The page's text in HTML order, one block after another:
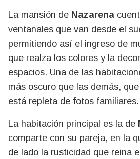
La mansión de Nazarena
ventanales que van desde el
permitiendo así el ingreso de
que realza los colores y la
espacios. Una de las
más oscuro que las demás,
está repleta de fotos familiares.
La habitación principal es la de
comparte con su pareja, en la
de lado la rusticidad que reina